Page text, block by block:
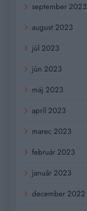
september 2023
august 2023
júl 2023
jún 2023
máj 2023
apríl 2023
marec 2023
február 2023
január 2023
december 2022